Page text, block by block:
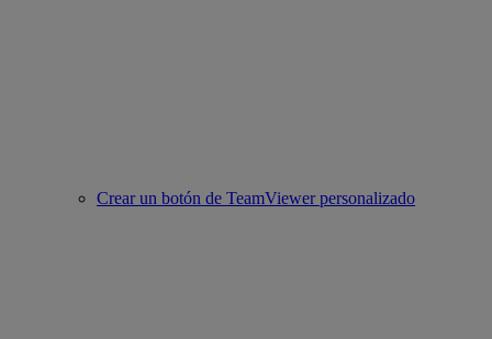
Crear un botón de TeamViewer personalizado